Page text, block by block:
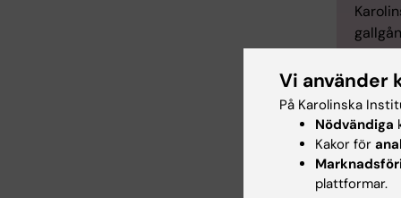
Vi använder
På Karolinska
Nödvändiga
Kakor för
plattformar.